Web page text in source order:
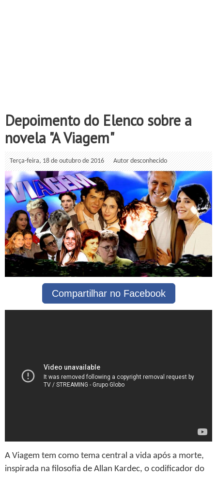
Depoimento do Elenco sobre a
novela "A Viagem"
Terça-feira, 18 de outubro de 2016 Autor desconhecido
Compartilhar no Facebook
A Viagem tem como tema central a vida após a morte,
inspirada na filosofia de Allan Kardec, o codificador do